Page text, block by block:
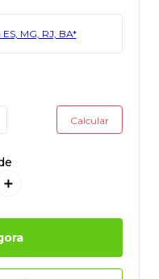
MG, RJ, BA*
＋